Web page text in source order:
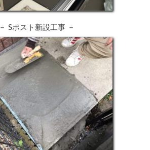
－ Sポスト新設工事 －